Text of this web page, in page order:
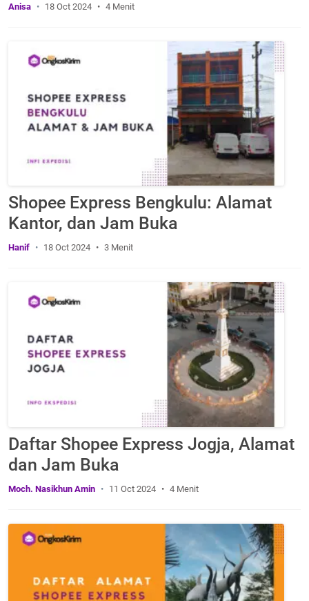
Anisa 18 Oct 2024 4 Menit
Shopee Express Bengkulu: Alamat
Kantor, dan Jam Buka
Hanif 18 Oct 2024 3 Menit
Daftar Shopee Express Jogja, Alamat
dan Jam Buka
Moch. Nasikhun Amin 11 Oct 2024 4 Menit